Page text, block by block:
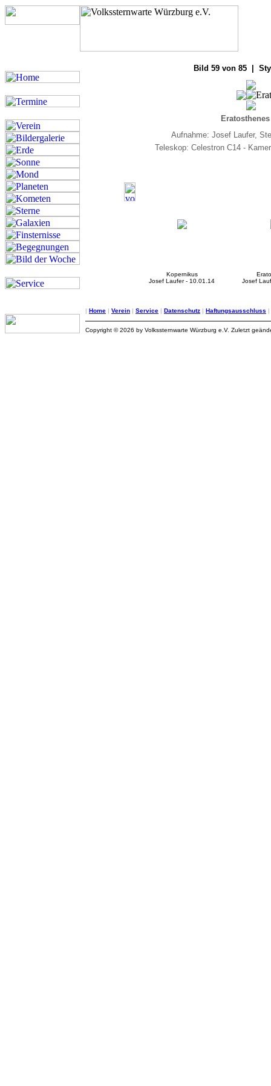
Bild 59 von 85 |
Aufnahme: Josef Laufer,
Teleskop: Celestron C14 -
Kopernikus
Josef Laufer - 10.01.14
Josef
| Home | Verein | Service | Datenschutz | Haftungsausschluss |
Copyright © 2026 by Volkssternwarte Würzburg e.V. Zuletzt